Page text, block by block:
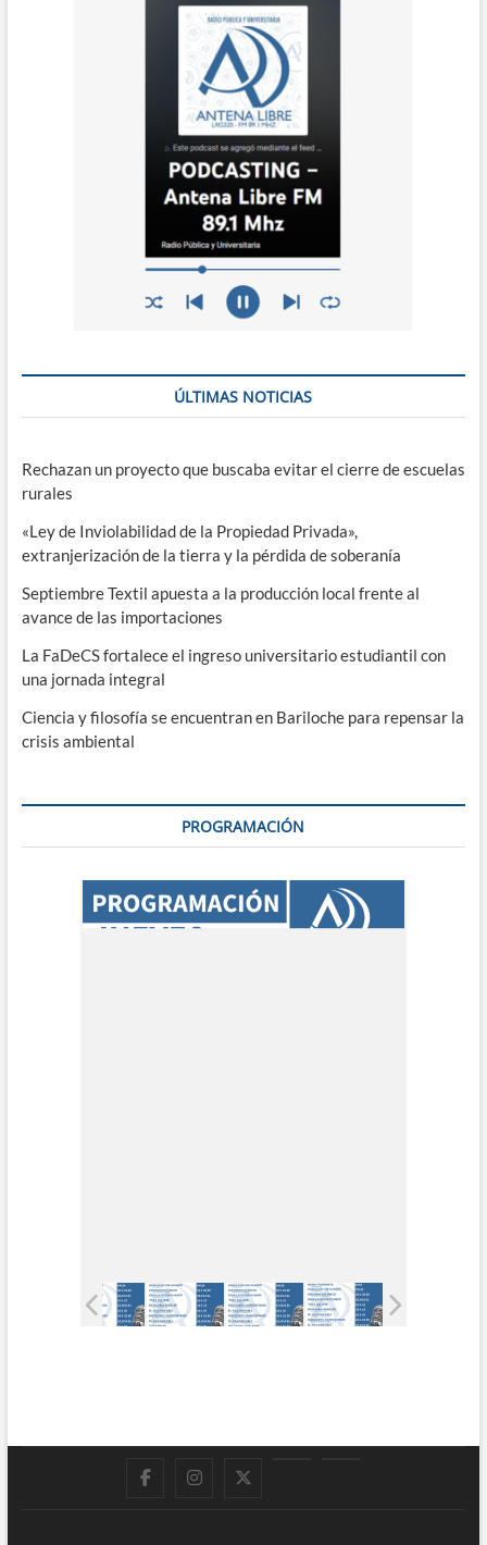
ÚLTIMAS NOTICIAS
Rechazan un proyecto que buscaba evitar el cierre de escuelas
rurales
«Ley de Inviolabilidad de la Propiedad Privada»,
extranjerización de la tierra y la pérdida de soberanía
Septiembre Textil apuesta a la producción local frente al
avance de las importaciones
La FaDeCS fortalece el ingreso universitario estudiantil con
una jornada integral
Ciencia y filosofía se encuentran en Bariloche para repensar la
crisis ambiental
PROGRAMACIÓN
FacebookInstagram